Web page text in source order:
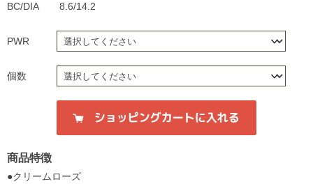
BC/DIA 8.6/14.2
PWR
個数
商品特徴
●クリームローズ